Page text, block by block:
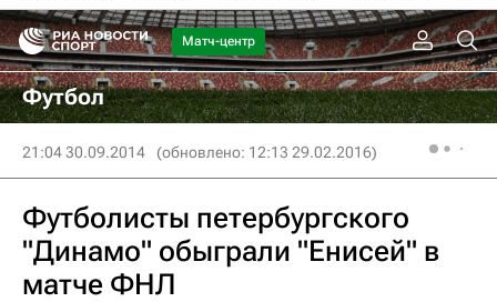
Матч-центр
Футбол
21:04 30.09.2014 (обновлено: 12:13 29.02.2016)
Футболисты петербургского
"Динамо" обыграли "Енисей" в
матче ФНЛ